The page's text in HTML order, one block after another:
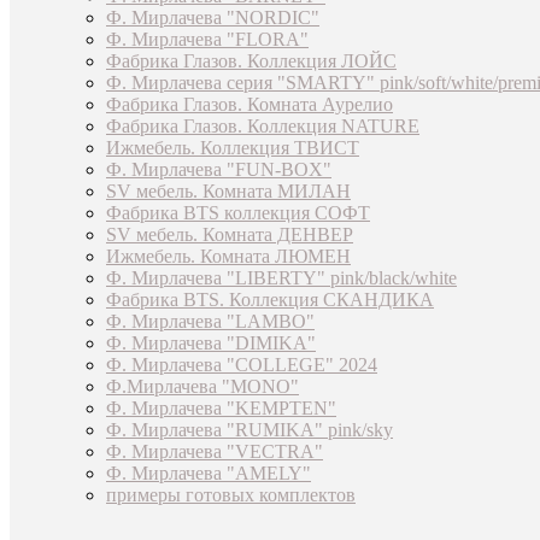
Ф. Мирлачева "NORDIC"
Ф. Мирлачева "FLORA"
Фабрика Глазов. Коллекция ЛОЙС
Ф. Мирлачева серия "SMARTY" pink/soft/white/
Фабрика Глазов. Комната Аурелио
Фабрика Глазов. Коллекция NATURE
Ижмебель. Коллекция ТВИСТ
Ф. Мирлачева "FUN-BOX"
SV мебель. Комната МИЛАН
Фабрика BTS коллекция СОФТ
SV мебель. Комната ДЕНВЕР
Ижмебель. Комната ЛЮМЕН
Ф. Мирлачева "LIBERTY" pink/black/white
Фабрика BTS. Коллекция СКАНДИКА
Ф. Мирлачева "LAMBO"
Ф. Мирлачева "DIMIKA"
Ф. Мирлачева "COLLEGE" 2024
Ф.Мирлачева "MONO"
Ф. Мирлачева "KEMPTEN"
Ф. Мирлачева "RUMIKA" pink/sky
Ф. Мирлачева "VECTRA"
Ф. Мирлачева "AMELY"
примеры готовых комплектов